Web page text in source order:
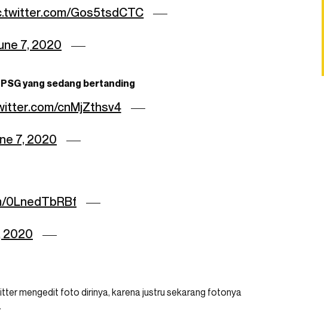
Gos5tsdCTC
7, 2020
yang sedang bertanding
cnMjZthsv4
7, 2020
0LnedTbRBf
2020
mengedit foto dirinya, karena justru sekarang fotonya